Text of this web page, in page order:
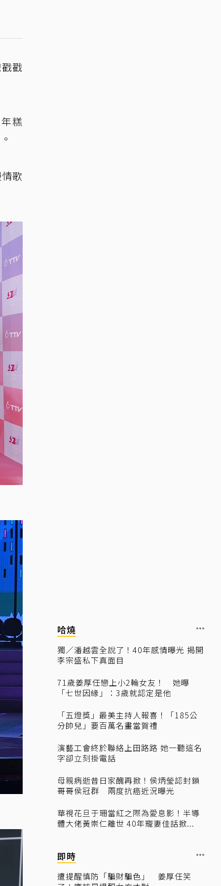
戳
糕
歌
哈燒
獨／潘越雲全說了！40年感情曝光 揭開
李宗盛私下真面目
71歲姜厚任戀上小2輪女友！ 她曝
「七世因緣」：3歲就認定是他
「五燈獎」最美主持人報喜！「185公
分帥兒」要百萬名畫當賀禮
演藝工會終於聯絡上田路路 她一聽這名
字卻立刻掛電話
母親病逝昔日家醜再掀！侯炳瑩認封鎖
哥哥侯冠群 兩度抗癌近況曝光
華視花旦于珊當紅之際為愛息影！半導
體大佬黃崇仁離世 40年寵妻佳話掀...
即時
遭提醒慎防「騙財騙色」 姜厚任笑